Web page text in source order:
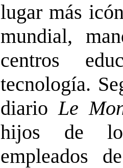
lugar más
mundial,
centros
tecnología.
diarioLe
hijos de los
empleados